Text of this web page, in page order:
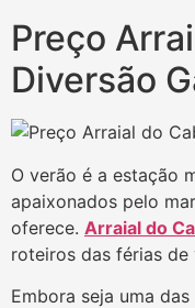
Preço
Diversão
O verão é a estação
apaixonados pelo
oferece. Arraial do
roteiros das férias de
Embora seja uma